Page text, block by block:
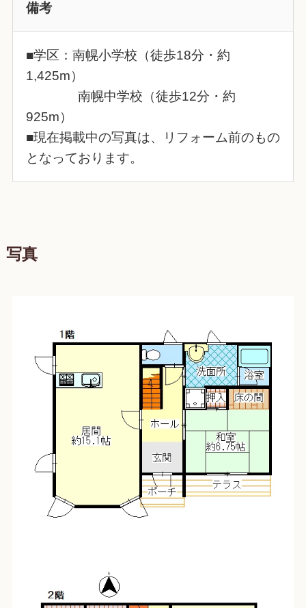
備考
■学区：南幌小学校（徒歩18分・約
1,425m）
南幌中学校（徒歩12分・約
925m）
■現在掲載中の写真は、リフォーム前のもの
となっております。
写真